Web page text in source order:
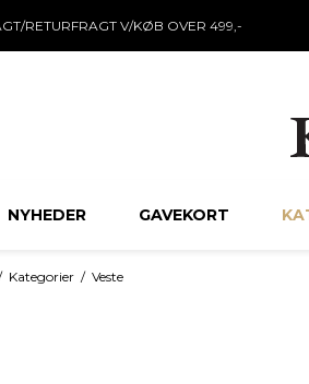
RETURFRAGT V/KØB OVER 499,-
NYHEDER GAVEKORT
Kategorier / Veste